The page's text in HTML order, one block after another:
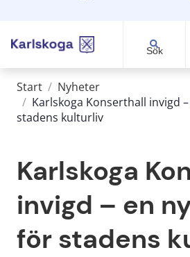
Sök
Start / Nyheter
/ Karlskoga Konserthall invigd
stadens kulturliv
Karlskoga
invigd – en
för stadens